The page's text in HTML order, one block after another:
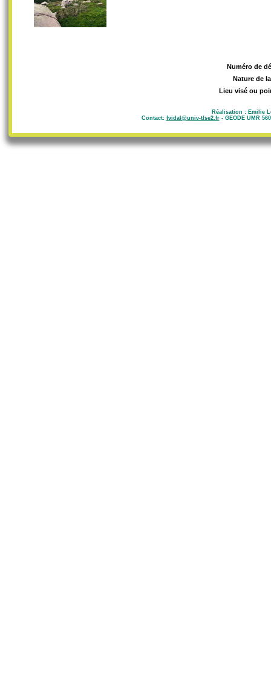
Numéro de
Nature de
Lieu visé ou
Réalisation : Emilie
Contact: fvidal@univ-tlse2.fr- GEODE UMR